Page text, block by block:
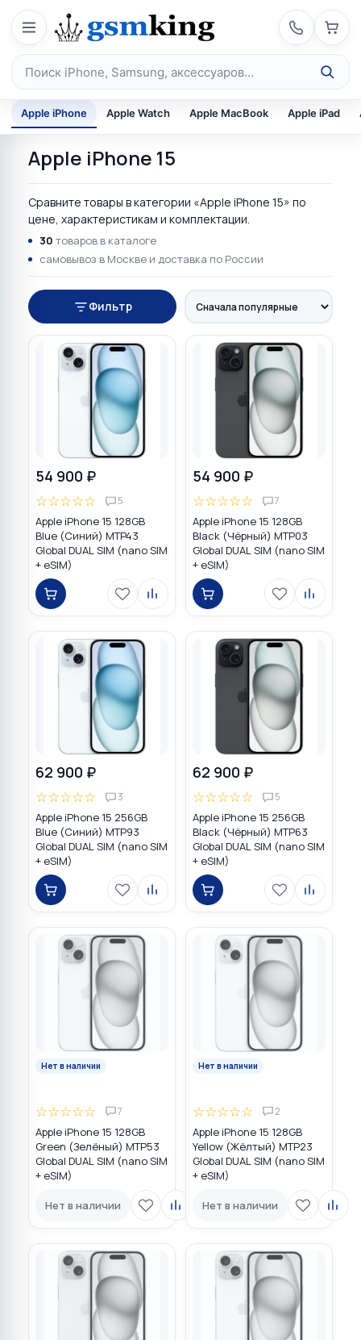
Перейти к содержимому
Поиск по каталогу
Apple iPhone Apple Watch Apple MacBook Apple iPad
Apple iPhone 15
Сравните товары в категории «Apple iPhone 15» по
цене, характеристикам и комплектации.
30 товаров в каталоге
самовывоз в Москве и доставка по России
Фильтр
54 900 ₽
☆☆☆☆☆ 5
Apple iPhone 15 128GB
Blue (Синий) MTP43
Global DUAL SIM (nano SIM
+ eSIM)
54 900 ₽
☆☆☆☆☆ 7
Apple iPhone 15 128GB
Black (Чёрный) MTP03
Global DUAL SIM (nano SIM
+ eSIM)
62 900 ₽
☆☆☆☆☆ 3
Apple iPhone 15 256GB
Blue (Синий) MTP93
Global DUAL SIM (nano SIM
+ eSIM)
62 900 ₽
☆☆☆☆☆ 5
Apple iPhone 15 256GB
Black (Чёрный) MTP63
Global DUAL SIM (nano SIM
+ eSIM)
Нет в наличии
☆☆☆☆☆ 7
Apple iPhone 15 128GB
Green (Зелёный) MTP53
Global DUAL SIM (nano SIM
+ eSIM)
Нет в наличии
Нет в наличии
☆☆☆☆☆ 2
Apple iPhone 15 128GB
Yellow (Жёлтый) MTP23
Global DUAL SIM (nano SIM
+ eSIM)
Нет в наличии